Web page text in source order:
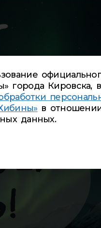
города Кировска,
в
данных.